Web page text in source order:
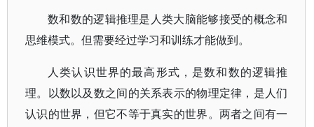
数和数的逻辑推理是人类大脑能够接受的概念和
思维模式。但需要经过学习和训练才能做到。
人类认识世界的最高形式，是数和数的逻辑推
理。以数以及数之间的关系表示的物理定律，是人们
认识的世界，但它不等于真实的世界。两者之间有一